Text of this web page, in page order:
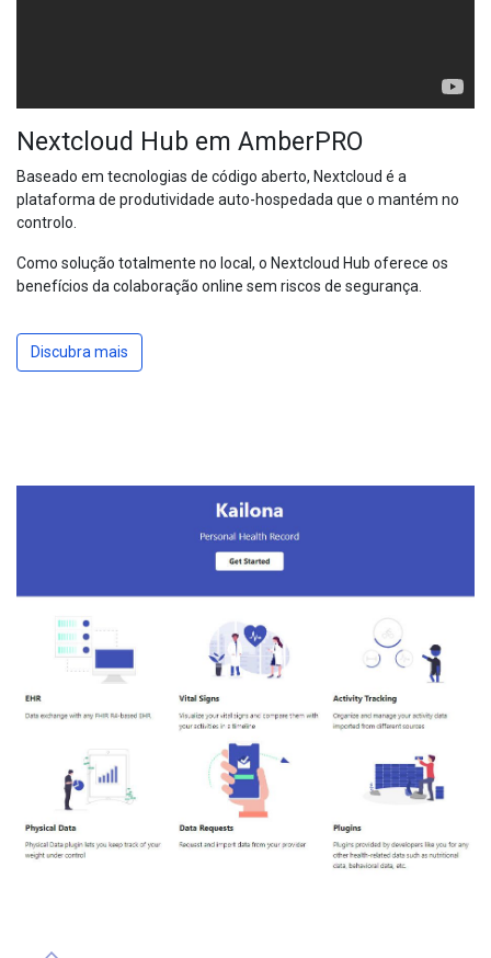
Nextcloud Hub em AmberPRO
Baseado em tecnologias de código aberto, Nextcloud é a
plataforma de produtividade auto-hospedada que o mantém no
controlo.
Como solução totalmente no local, o Nextcloud Hub oferece os
benefícios da colaboração online sem riscos de segurança.
Discubra mais